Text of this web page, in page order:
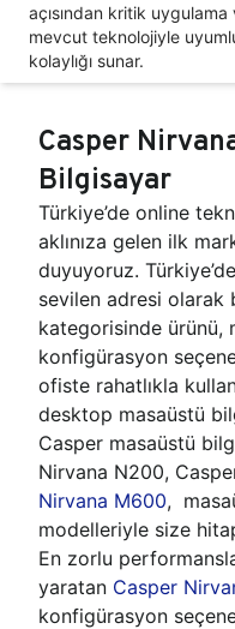
açısından kritik
mevcut teknolojiyle
kolaylığı sunar.
Casper
Bilgisayar
Türkiye’de online
aklınıza gelen ilk
duyuyoruz.
sevilen adresi olarak
kategorisinde ürünü,
konfigürasyon
ofiste rahatlıkla
desktop masaüstü
Casper masaüstü
Nirvana N200,
Nirvana M600,
modelleriyle size
En zorlu
yaratan Casper
konfigürasyon